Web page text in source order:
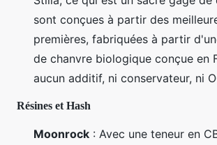
sont conçues à partir des
premières, fabriquées à partir
de chanvre biologique conçue en
aucun additif, ni conservateur, ni
Résines et Hash
Moonrock : Avec une teneur en